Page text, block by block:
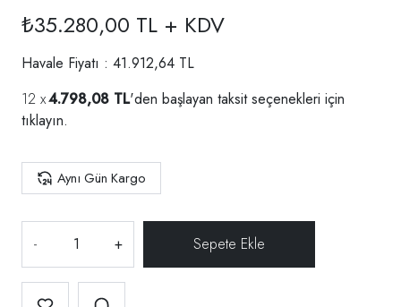
₺35.280,00 TL + KDV
Havale Fiyatı : 41.912,64 TL
4.798,08 TL'den başlayan taksit seçenekleri için
tıklayın.
Aynı Gün Kargo
- +